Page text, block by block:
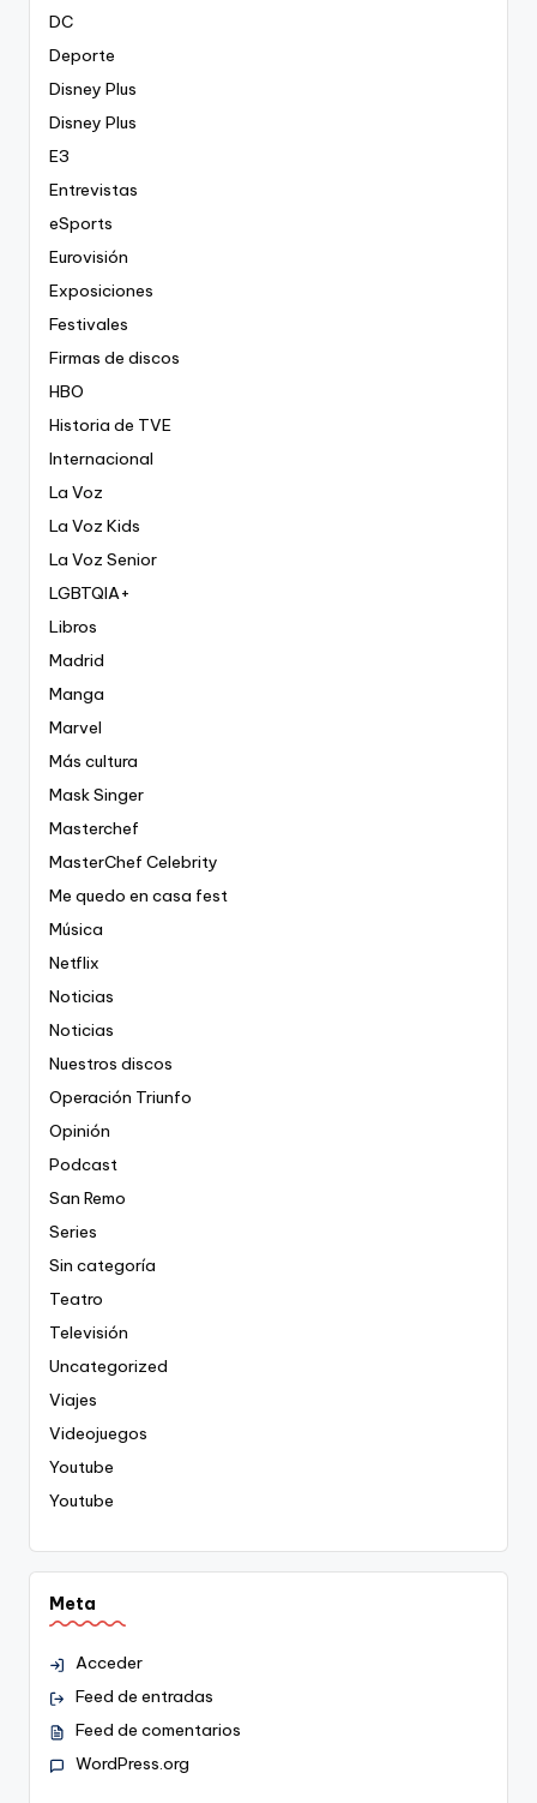
DC
Deporte
Disney Plus
Disney Plus
E3
Entrevistas
eSports
Eurovisión
Exposiciones
Festivales
Firmas de discos
HBO
Historia de TVE
Internacional
La Voz
La Voz Kids
La Voz Senior
LGBTQIA+
Libros
Madrid
Manga
Marvel
Más cultura
Mask Singer
Masterchef
MasterChef Celebrity
Me quedo en casa fest
Música
Netflix
Noticias
Noticias
Nuestros discos
Operación Triunfo
Opinión
Podcast
San Remo
Series
Sin categoría
Teatro
Televisión
Uncategorized
Viajes
Videojuegos
Youtube
Youtube
Meta
Acceder
Feed de entradas
Feed de comentarios
WordPress.org